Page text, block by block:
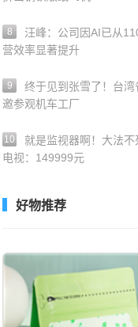
8
汪峰：公司因AI已从
营效率显著提升
9
终于见到张雪了！台
邀参观机车工厂
10
就是监视器啊！大法
电视：149999元
好物推荐